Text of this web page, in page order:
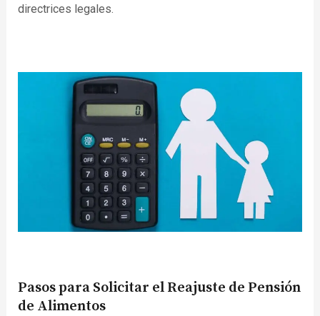
directrices legales.
Pasos para Solicitar el Reajuste de Pensión
de Alimentos